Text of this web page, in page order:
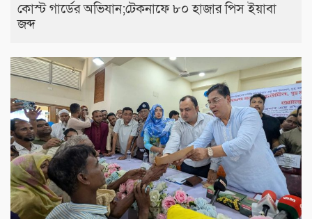
কোস্ট গার্ডের অভিযান;টেকনাফে ৮০ হাজার পিস ইয়াবা
জব্দ